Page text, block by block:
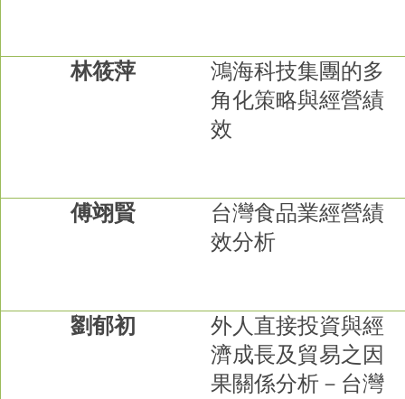
林筱萍
鴻海科技集團的多
角化策略與經營績
效
傅翊賢
台灣食品業經營績
效分析
劉郁初
外人直接投資與經
濟成長及貿易之因
果關係分析－台灣